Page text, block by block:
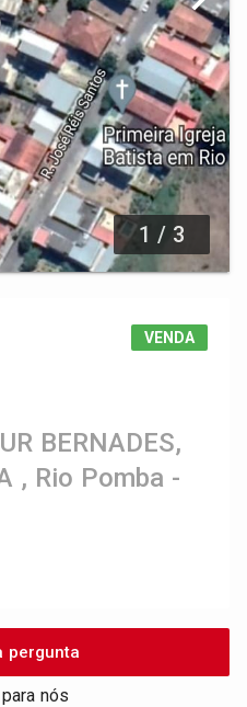
1 / 3
VENDA
BERNADES,
, Rio Pomba -
pergunta
nós